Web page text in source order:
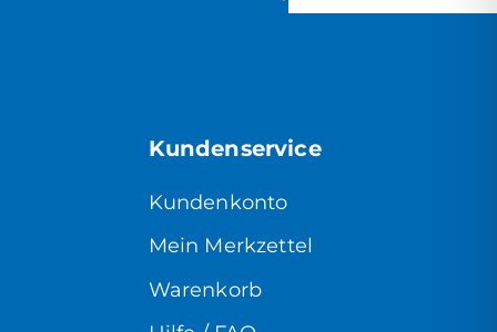
Kundenservice
Kundenkonto
Mein Merkzettel
Warenkorb